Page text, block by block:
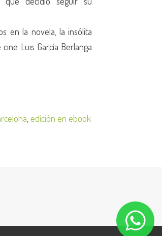
en la novela, la insólita
Luis García Berlanga
edición en ebook